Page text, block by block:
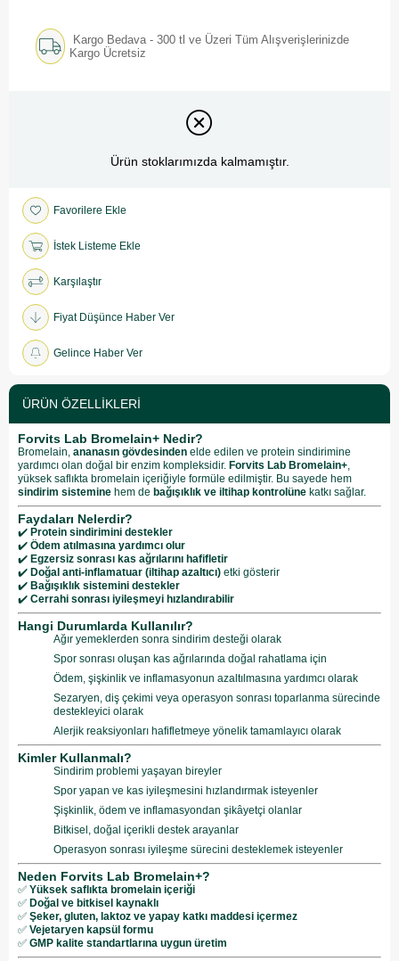
Kargo Bedava - 300 tl ve Üzeri Tüm Alışverişlerinizde
Kargo Ücretsiz
Ürün stoklarımızda kalmamıştır.
Favorilere Ekle
İstek Listeme Ekle
Karşılaştır
Fiyat Düşünce Haber Ver
Gelince Haber Ver
ÜRÜN ÖZELLIKLERI
Forvits Lab Bromelain+ Nedir?
Bromelain, ananasın gövdesinden elde edilen ve protein sindirimine
yardımcı olan doğal bir enzim kompleksidir. Forvits Lab Bromelain+
yüksek saflıkta bromelain içeriğiyle formüle edilmiştir. Bu sayede hem
sindirim sistemine hem de bağışıklık ve iltihap kontrolüne katkı sağlar.
Faydaları Nelerdir?
✔️ Protein sindirimini destekler
✔️ Ödem atılmasına yardımcı olur
✔️ Egzersiz sonrası kas ağrılarını hafifletir
✔️ Doğal anti-inflamatuar (iltihap azaltıcı) etki gösterir
✔️ Bağışıklık sistemini destekler
✔️ Cerrahi sonrası iyileşmeyi hızlandırabilir
Hangi Durumlarda Kullanılır?
Ağır yemeklerden sonra sindirim desteği olarak
Spor sonrası oluşan kas ağrılarında doğal rahatlama için
Ödem, şişkinlik ve inflamasyonun azaltılmasına yardımcı olarak
Sezaryen, diş çekimi veya operasyon sonrası toparlanma sürecinde
destekleyici olarak
Alerjik reaksiyonları hafifletmeye yönelik tamamlayıcı olarak
Kimler Kullanmalı?
Sindirim problemi yaşayan bireyler
Spor yapan ve kas iyileşmesini hızlandırmak isteyenler
Şişkinlik, ödem ve inflamasyondan şikâyetçi olanlar
Bitkisel, doğal içerikli destek arayanlar
Operasyon sonrası iyileşme sürecini desteklemek isteyenler
Neden Forvits Lab Bromelain+?
✅ Yüksek saflıkta bromelain içeriği
✅ Doğal ve bitkisel kaynaklı
✅ Şeker, gluten, laktoz ve yapay katkı maddesi içermez
✅ Vejetaryen kapsül formu
✅ GMP kalite standartlarına uygun üretim